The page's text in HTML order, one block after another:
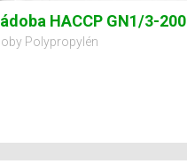
HACCP GN1/3-200
Polypropylén